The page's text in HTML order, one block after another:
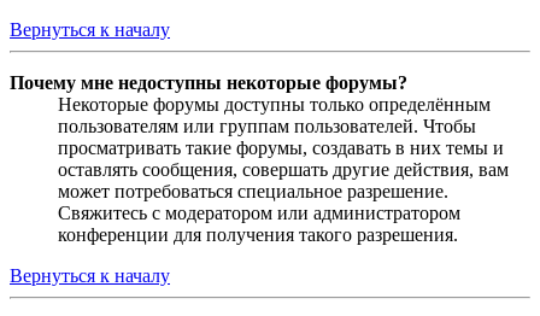
Вернуться к началу
Почему мне недоступны некоторые форумы?
Некоторые форумы доступны только определённым
пользователям или группам пользователей. Чтобы
просматривать такие форумы, создавать в них темы и
оставлять сообщения, совершать другие действия, вам
может потребоваться специальное разрешение.
Свяжитесь с модератором или администратором
конференции для получения такого разрешения.
Вернуться к началу